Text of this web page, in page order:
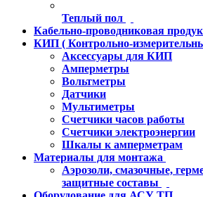
Теплый пол
Кабельно-проводниковая
КИП ( Контрольно-
Аксессуары для КИП
Амперметры
Вольтметры
Датчики
Мультиметры
Счетчики часов работы
Счетчики электроэнергии
Шкалы к амперметрам
Материалы для монтажа
Аэрозоли, смазочные,
защитные составы